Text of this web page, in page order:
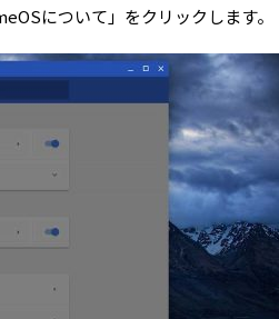
について」をクリックします。